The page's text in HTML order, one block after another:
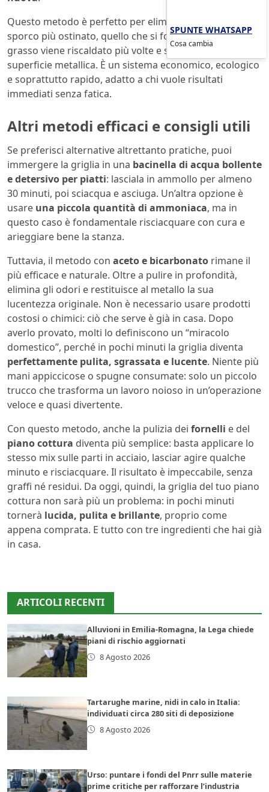
Questo metodo è perfetto per eliminare anche lo
sporco più ostinato, quello che si forma quando il
grasso viene riscaldato più volte e si attacca alla
superficie metallica. È un sistema economico, ecologico
e soprattutto rapido, adatto a chi vuole risultati
immediati senza fatica.
Altri metodi efficaci e consigli utili
Se preferisci alternative altrettanto pratiche, puoi
immergere la griglia in una bacinella di acqua bollente
e detersivo per piatti: lasciala in ammollo per almeno
30 minuti, poi sciacqua e asciuga. Un’altra opzione è
usare una piccola quantità di ammoniaca, ma in
questo caso è fondamentale risciacquare con cura e
arieggiare bene la stanza.
Tuttavia, il metodo con aceto e bicarbonato rimane il
più efficace e naturale. Oltre a pulire in profondità,
elimina gli odori e restituisce al metallo la sua
lucentezza originale. Non è necessario usare prodotti
costosi o chimici: ciò che serve è già in casa. Dopo
averlo provato, molti lo definiscono un “miracolo
domestico”, perché in pochi minuti la griglia diventa
perfettamente pulita, sgrassata e lucente. Niente più
mani appiccicose o spugne consumate: solo un piccolo
trucco che trasforma un lavoro noioso in un’operazione
veloce e quasi divertente.
Con questo metodo, anche la pulizia dei fornelli e del
piano cottura diventa più semplice: basta applicare lo
stesso mix sulle parti in acciaio, lasciar agire qualche
minuto e risciacquare. Il risultato è impeccabile, senza
graffi né residui. Da oggi, quindi, la griglia del tuo piano
cottura non sarà più un problema: in pochi minuti
tornerà lucida, pulita e brillante, proprio come
appena comprata. E tutto con tre ingredienti che hai già
in casa.
ARTICOLI RECENTI
Alluvioni in Emilia-Romagna, la Lega chiede
piani di rischio aggiornati
8 Agosto 2026
Tartarughe marine, nidi in calo in Italia:
individuati circa 280 siti di deposizione
8 Agosto 2026
Urso: puntare i fondi del Pnrr sulle materie
prime critiche per rafforzare l’industria
SPUNTE WHATSAPP
Cosa cambia